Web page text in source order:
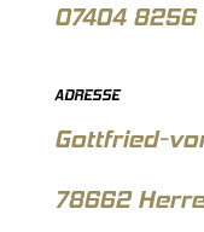
07404 8256
ADRESSE
Gottfried-
78662